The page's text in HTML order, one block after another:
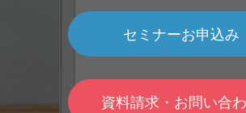
セミナーお申込み
資料請求・お問い合